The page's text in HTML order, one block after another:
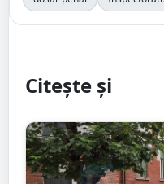
Citește și